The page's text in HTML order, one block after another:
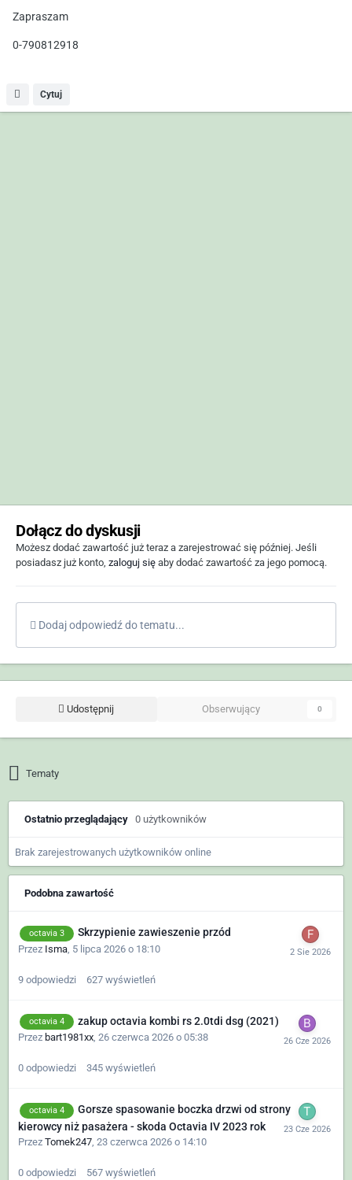
Zapraszam
0-790812918
Cytuj
Dołącz do dyskusji
Możesz dodać zawartość już teraz a zarejestrować się później. Jeśli
posiadasz już konto, zaloguj się aby dodać zawartość za jego pomocą.
Dodaj odpowiedź do tematu...
Udostępnij Obserwujący 0
Tematy
Ostatnio przeglądający 0 użytkowników
Brak zarejestrowanych użytkowników online
Podobna zawartość
octavia 3 Skrzypienie zawieszenie przód
Przez Isma 5 lipca 2026 o 18:10
9 odpowiedzi 627 wyświetleń
octavia 4 zakup octavia kombi rs 2.0tdi dsg (2021)
Przez bart1981xx, 26 czerwca 2026 o 05:38
0 odpowiedzi 345 wyświetleń
octavia 4
Gorsze spasowanie boczka drzwi od strony
kierowcy niż pasażera - skoda Octavia IV 2023 rok
Przez Tomek247 23 czerwca 2026 o 14:10
0 odpowiedzi 567 wyświetleń